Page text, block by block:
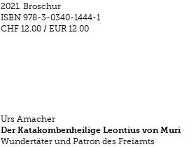
2021. Broschur
ISBN 978-3-0340-1444-1
CHF 12.00 /EUR 12.00
Urs Amacher
Der Katakombenheilige Leontius von Muri
Wundertäter und Patron des Freiamts